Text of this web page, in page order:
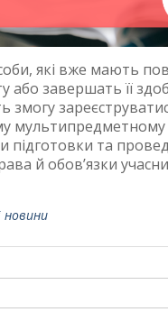
які вже мають
або завершать її
змогу
мультипредметному
підготовки та
й обов’язки
новини